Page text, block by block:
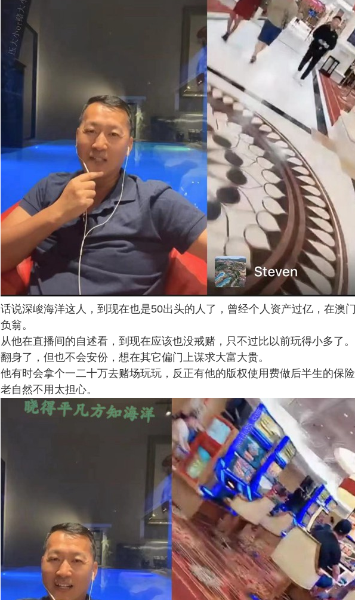
话说深峻海洋这人，到现在也是50出头的人了，曾经个人资产过亿，在澳
负翁。
从他在直播间的自述看，到现在应该也没戒赌，只不过比以前玩得小多了
翻身了，但也不会安份，想在其它偏门上谋求大富大贵。
他有时会拿个一二十万去赌场玩玩，反正有他的版权使用费做后半生的保
老自然不用太担心。